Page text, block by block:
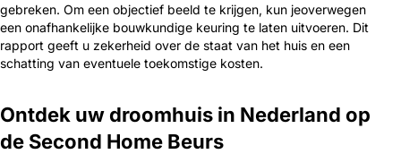
gebreken. Om een objectief beeld te krijgen, kun jeoverwegen
een onafhankelijke bouwkundige keuring te laten uitvoeren. Dit
rapport geeft u zekerheid over de staat van het huis en een
schatting van eventuele toekomstige kosten.
Ontdek uw droomhuis in Nederland op
de Second Home Beurs